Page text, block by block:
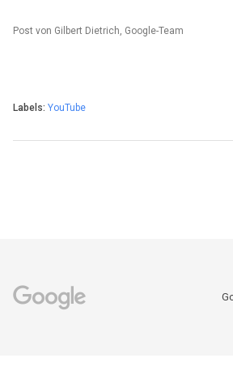
Post von Gilbert Dietrich, Google-Team
Labels: YouTube